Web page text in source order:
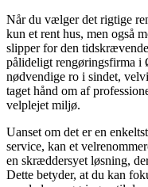
Når du vælger det rigtige
kun et rent hus, men også
slipper for den
pålideligt rengøringsfirma i
nødvendige ro i sindet,
taget hånd om af
velplejet miljø.
Uanset om det er en
service, kan et
en skræddersyet løsning,
Dette betyder, at du kan